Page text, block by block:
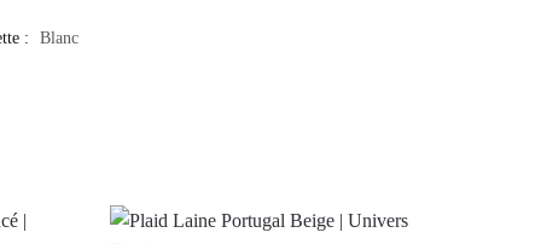
: Blanc